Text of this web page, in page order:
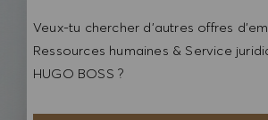
Veux-tu chercher d'autres offres
Ressources humaines & Service
HUGO BOSS ?